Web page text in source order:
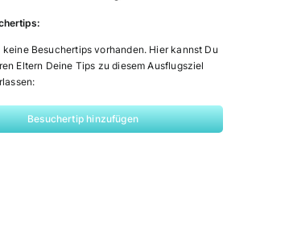
keine Besuchertips vorhanden. Hier kannst Du
Eltern Deine Tips zu diesem Ausflugsziel
Besuchertip hinzufügen